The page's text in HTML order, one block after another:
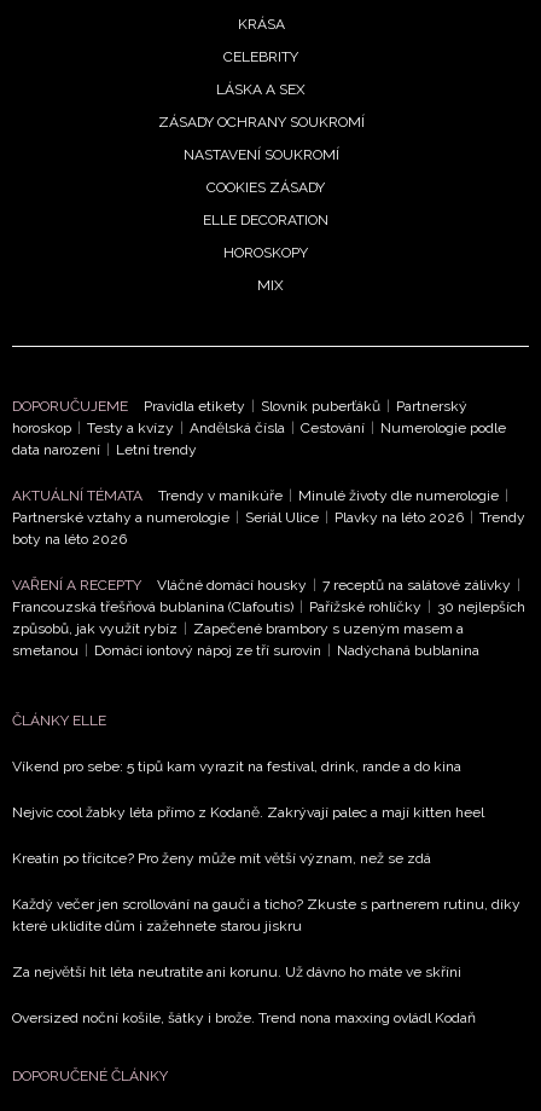
Chcete navíc dostávat i další zajímavé a exkluzivní
informace od našich partnerů? Pokud souhlasíte se
zpracováním údajů k tomuto účelu podle
KRÁSA
CELEBRITY
LÁSKA A SEX
ZÁSADY OCHRANY SOUKROMÍ
NASTAVENÍ SOUKROMÍ
COOKIES ZÁSADY
ELLE DECORATION
HOROSKOPY
MIX
DOPORUČUJEME Pravidla etikety | Slovník puberťáků | Partnerský
horoskop | Testy a kvízy | Andělská čísla | Cestování | Numerologie podle
data narození | Letní trendy
AKTUÁLNÍ TÉMATA Trendy v manikúře | Minulé životy dle numerologie |
Partnerské vztahy a numerologie | Seriál Ulice | Plavky na léto 2026 | Trendy
boty na léto 2026
VAŘENÍ A RECEPTY Vláčné domácí housky | 7 receptů na salátové zálivky |
Francouzská třešňová bublanina (Clafoutis) | Pařížské rohlíčky | 30 nejlepších
způsobů, jak využít rybíz | Zapečené brambory s uzeným masem a
smetanou | Domácí iontový nápoj ze tří surovin | Nadýchaná bublanina
ČLÁNKY ELLE
Víkend pro sebe: 5 tipů kam vyrazit na festival, drink, rande a do kina
Nejvíc cool žabky léta přímo z Kodaně. Zakrývají palec a mají kitten heel
Kreatin po třicítce? Pro ženy může mít větší význam, než se zdá
Každý večer jen scrollování na gauči a ticho? Zkuste s partnerem rutinu, díky
které uklidíte dům i zažehnete starou jiskru
Za největší hit léta neutratíte ani korunu. Už dávno ho máte ve skříni
Oversized noční košile, šátky i brože. Trend nona maxxing ovládl Kodaň
DOPORUČENÉ ČLÁNKY